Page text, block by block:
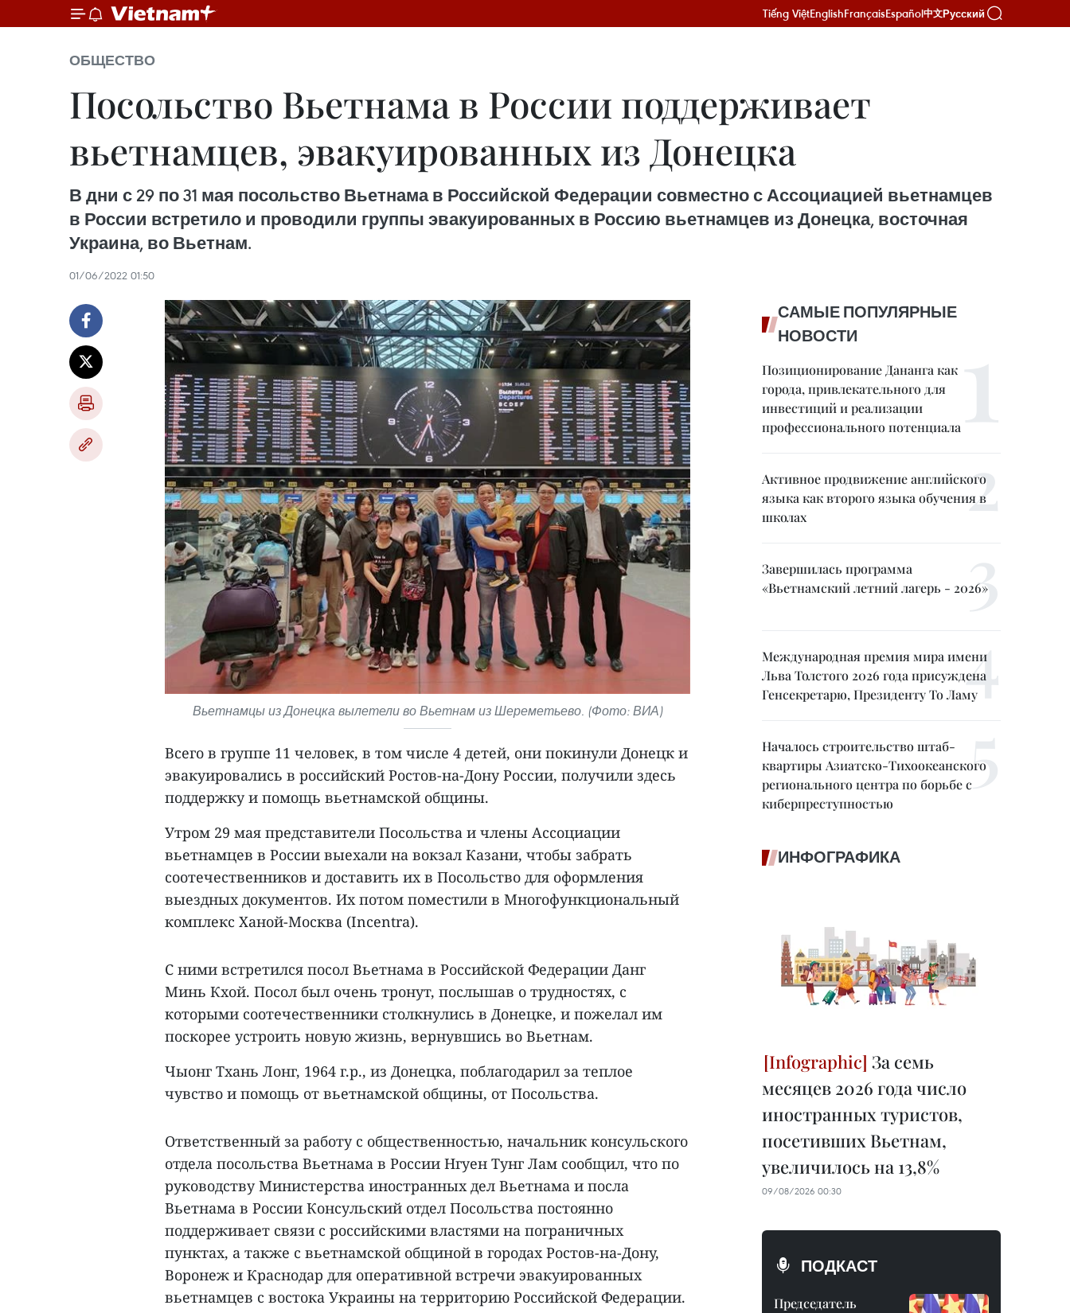
Tiếng ViệtEnglishFrançaisEspañol中文Русский
ОБЩЕСТВО
Посольство Вьетнама в России поддерживает
вьетнамцев, эвакуированных из Донецка
В дни с 29 по 31 мая посольство Вьетнама в Российской Федерации совместно с Ассоциацией вьетнамцев
в России встретило и проводили группы эвакуированных в Россию вьетнамцев из Донецка, восточная
Украина, во Вьетнам.
01/06/2022 01:50
Вьетнамцы из Донецка вылетели во Вьетнам из Шереметьево. (Фото: ВИА)
Всего в группе 11 человек, в том числе 4 детей, они покинули Донецк и
эвакуировались в российский Ростов-на-Дону России, получили здесь
поддержку и помощь вьетнамской общины.
Утром 29 мая представители Посольства и члены Ассоциации
вьетнамцев в России выехали на вокзал Казани, чтобы забрать
соотечественников и доставить их в Посольство для оформления
выездных документов. Их потом поместили в Многофункциональный
комплекс Ханой-Москва (Incentra).
С ними встретился посол Вьетнама в Российской Федерации Данг
Минь Кхой. Посол был очень тронут, послышав о трудностях, с
которыми соотечественники столкнулись в Донецке, и пожелал им
поскорее устроить новую жизнь, вернувшись во Вьетнам.
Чыонг Тхань Лонг, 1964 г.р., из Донецка, поблагодарил за теплое
чувство и помощь от вьетнамской общины, от Посольства.
Ответственный за работу с общественностью, начальник консульского
отдела посольства Вьетнама в России Нгуен Тунг Лам сообщил, что по
руководству Министерства иностранных дел Вьетнама и посла
Вьетнама в России Консульский отдел Посольства постоянно
поддерживает связи с российскими властями на пограничных
пунктах, а также с вьетнамской общиной в городах Ростов-на-Дону,
Воронеж и Краснодар для оперативной встречи эвакуированных
вьетнамцев с востока Украины на территорию Российской Федерации.
САМЫЕ ПОПУЛЯРНЫЕ
НОВОСТИ
Позиционирование Дананга как
города, привлекательного для
инвестиций и реализации
профессионального потенциала
Активное продвижение английского
языка как второго языка обучения в
школах
Завершилась программа
«Вьетнамский летний лагерь - 2026»
Международная премия мира имени
Льва Толстого 2026 года присуждена
Генсекретарю, Президенту То Ламу
Началось строительство штаб-
квартиры Азиатско-Тихоокеанского
регионального центра по борьбе с
киберпреступностью
ИНФОГРАФИКА
За семь
месяцев 2026 года число
иностранных туристов,
посетивших Вьетнам,
увеличилось на 13,8%
09/08/2026 00:30
ПОДКАСТ
Председатель